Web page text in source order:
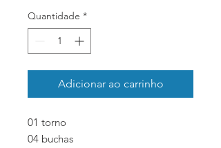
Quantidade *
Adicionar ao carrinho
01 torno
04 buchas